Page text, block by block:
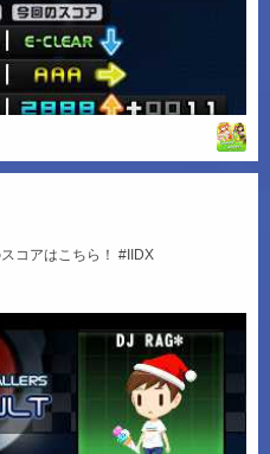
コアはこちら！ #IIDX